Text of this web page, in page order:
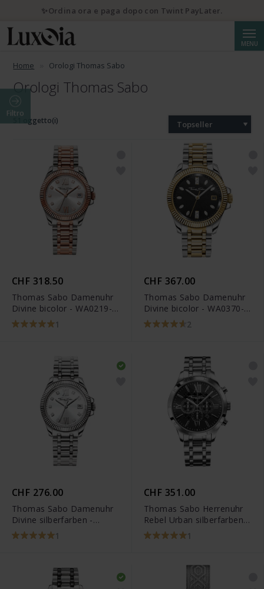
MENU
Home Orologi Thomas Sabo
Orologi Thomas Sabo
Filtro
51 oggetto(i) Topseller
CHF 318.50
Thomas Sabo Damenuhr
Divine bicolor - WA0219-
272-201
1
CHF 367.00
Thomas Sabo Damenuhr
Divine bicolor - WA0370-
291-203
2
CHF 276.00
Thomas Sabo Damenuhr
Divine silberfarben -
WA0252-201-201
1
CHF 351.00
Thomas Sabo Herrenuhr
Rebel Urban silberfarben -
WA0015-201-203
1
✨Ordina ora e paga dopo con Twint PayLater.